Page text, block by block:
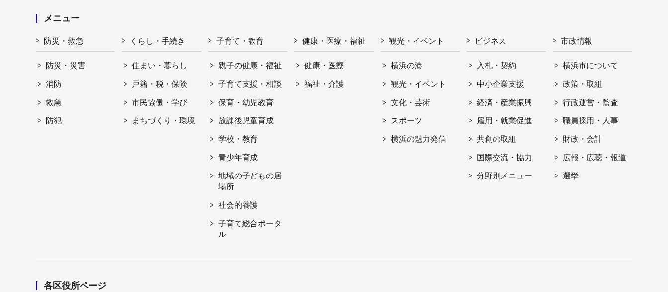
メニュー
防災・救急
防災・災害
消防
救急
防犯
くらし・手続き
住まい・暮らし
戸籍・税・保険
市民協働・学び
まちづくり・環境
子育て・教育
親子の健康・福祉
子育て支援・相談
保育・幼児教育
放課後児童育成
学校・教育
青少年育成
地域の子どもの居
場所
社会的養護
子育て総合ポータ
ル
健康・医療・福祉
健康・医療
福祉・介護
観光・イベント
横浜の港
観光・イベント
文化・芸術
スポーツ
横浜の魅力発信
ビジネス
入札・契約
中小企業支援
経済・産業振興
雇用・就業促進
共創の取組
国際交流・協力
分野別メニュー
市政情報
横浜市について
政策・取組
行政運営・監査
職員採用・人事
財政・会計
広報・広聴・報道
選挙
各区役所ページ